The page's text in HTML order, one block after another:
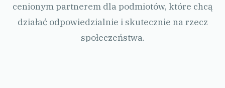
cenionym partnerem dla podmiotów, które chcą
działać odpowiedzialnie i skutecznie na rzecz
społeczeństwa.